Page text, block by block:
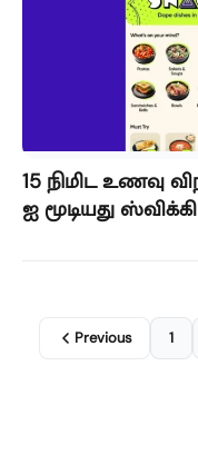
15 நிமிட உணவு
ஐ மூடியது
Previous 1